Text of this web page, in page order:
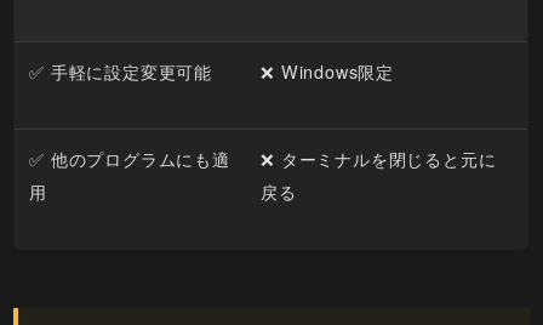
✅ 手軽に設定変更可能 ❌ Windows限定
✅ 他のプログラムにも適
用
❌ ターミナルを閉じると元に
戻る